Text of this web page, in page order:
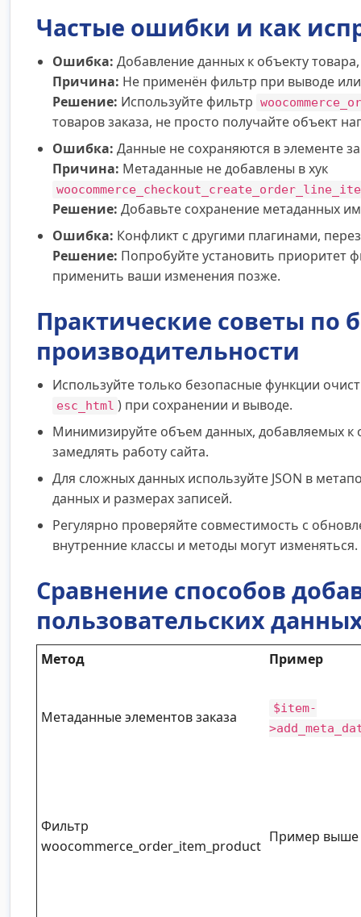
Частые ошибки и как
Ошибка: Добавление данных к объекту
Причина: Не применён фильтр при выводе
Решение: Используйте фильтр
товаров заказа, не просто получайте объект
Ошибка: Данные не сохраняются в элементе
Причина: Метаданные не добавлены в хук
Решение: Добавьте сохранение метаданных
Ошибка: Конфликт с другими плагинами,
Решение: Попробуйте установить приоритет
применить ваши изменения позже.
Практические советы по
производительности
Используйте только безопасные функции
esc_html ) при сохранении и выводе.
Минимизируйте объем данных, добавляемых к
замедлять работу сайта.
Для сложных данных используйте JSON в
данных и размерах записей.
Регулярно проверяйте совместимость с
внутренние классы и методы могут изменяться.
Сравнение способов
пользовательских
Метод Пример
Метаданные элементов заказа
$item-
Фильтр
woocommerce_order_item_product
Пример выше